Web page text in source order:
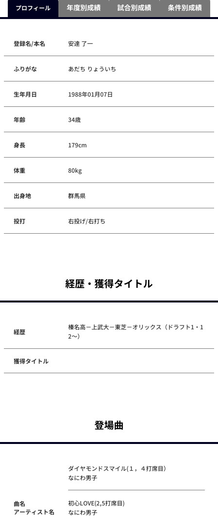
プロフィール 年度別成績 試合別成績 条件別成績
登録名/本名 安達 了一
ふりがな あだち りょういち
生年月日 1988年01月07日
年齢 34歳
身長 179cm
体重 80kg
出身地 群馬県
投打 右投げ/右打ち
経歴・獲得タイトル
経歴
榛名高－上武大－東芝－オリックス（ドラフト1・1
2～）
獲得タイトル
登場曲
曲名
アーティスト名
ダイヤモンドスマイル(１，４打席目）
なにわ男子
初心LOVE(2,5打席目)
なにわ男子